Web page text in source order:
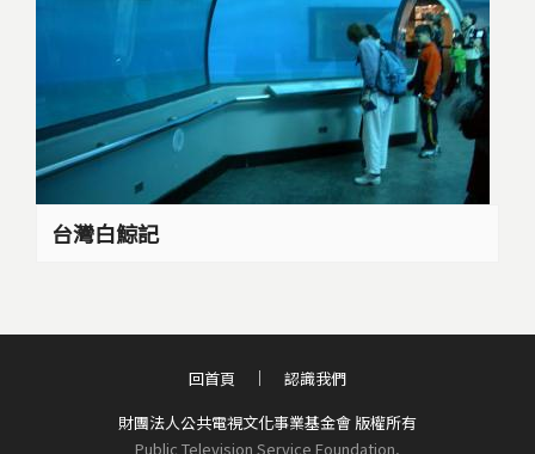
台灣白鯨記
財團法人公共電視文化事業基金會 版權所有
Public Television Service Foundation,
回首頁 認識我們